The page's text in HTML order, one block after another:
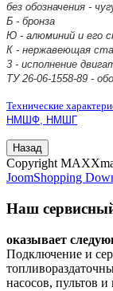
без обозначения -
Б - бронза
Ю - алюминий и его
К - нержавеющая
3 - исполнение
ТУ 26-06-1558-89 -
Технические
НМШФ, НМШГ
Copyright
JoomShopping
Наш
оказывает
Подключение и
насосов, пультов